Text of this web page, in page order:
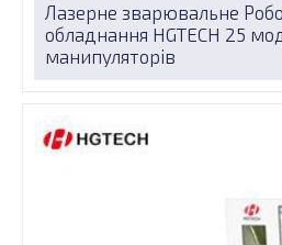
Лазерне зварювальне
обладнання HGTECH 25
манипуляторів